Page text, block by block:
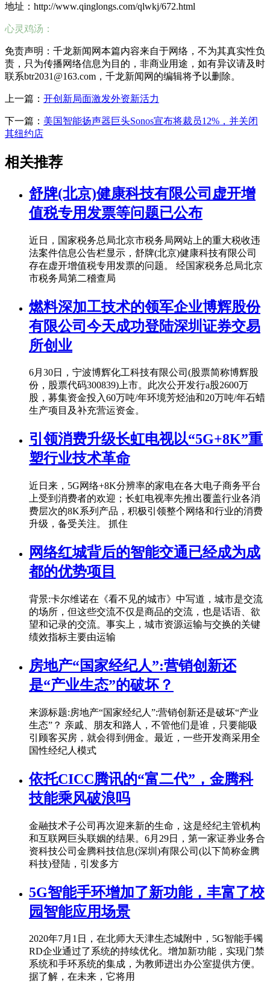
地址：http://www.qinglongs.com/qlwkj/672.html
心灵鸡汤：
免责声明：千龙新闻网本篇内容来自于网络，不为其真实性负
责，只为传播网络信息为目的，非商业用途，如有异议请及时
联系btr2031@163.com，千龙新闻网的编辑将予以删除。
上一篇： 开创新局面激发外资新活力
下一篇： 美国智能扬声器巨头Sonos宣布将裁员12%，并关闭
其纽约店
相关推荐
舒牌(北京)健康科技有限公司虚开增
值税专用发票等问题已公布
近日，国家税务总局北京市税务局网站上的重大税收违
法案件信息公告栏显示，舒牌(北京)健康科技有限公司
存在虚开增值税专用发票的问题。 经国家税务总局北京
市税务局第二稽查局
燃料深加工技术的领军企业博辉股份
有限公司今天成功登陆深圳证券交易
所创业
6月30日，宁波博辉化工科技有限公司(股票简称博辉股
份，股票代码300839)上市。此次公开发行a股2600万
股，募集资金投入60万吨/年环境芳烃油和20万吨/年石蜡
生产项目及补充营运资金。
引领消费升级长虹电视以“5G+8K”重
塑行业技术革命
近日来，5G网络+8K分辨率的家电在各大电子商务平台
上受到消费者的欢迎；长虹电视率先推出覆盖行业各消
费层次的8K系列产品，积极引领整个网络和行业的消费
升级，备受关注。 抓住
网络红城背后的智能交通已经成为成
都的优势项目
背景:卡尔维诺在《看不见的城市》中写道，城市是交流
的场所，但这些交流不仅是商品的交流，也是话语、欲
望和记录的交流。事实上，城市资源运输与交换的关键
绩效指标主要由运输
房地产“国家经纪人”:营销创新还
是“产业生态”的破坏？
来源标题:房地产“国家经纪人”:营销创新还是破坏“产业
生态”？ 亲戚、朋友和路人，不管他们是谁，只要能吸
引顾客买房，就会得到佣金。最近，一些开发商采用全
国性经纪人模式
依托CICC腾讯的“富二代”，金腾科
技能乘风破浪吗
金融技术子公司再次迎来新的生命，这是经纪主管机构
和互联网巨头联姻的结果。6月29日，第一家证券业务合
资科技公司金腾科技信息(深圳)有限公司(以下简称金腾
科技)登陆，引发多方
5G智能手环增加了新功能，丰富了校
园智能应用场景
2020年7月1日，在北师大天津生态城附中，5G智能手镯
RD企业通过了系统的持续优化。增加新功能，实现门禁
系统和手环系统的集成，为教师进出办公室提供方便。
据了解，在未来，它将用